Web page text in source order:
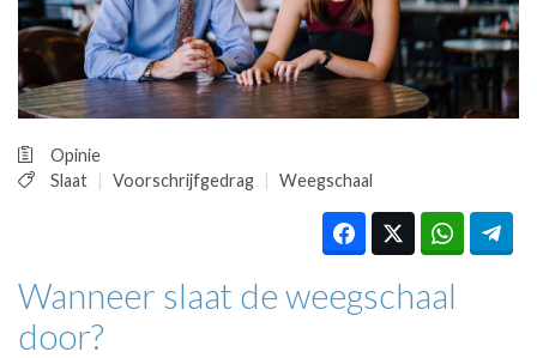
PRAKTIJKZAKEN
TARIEVEN
VPHUISARTSEN
INLOGGEN
Opinie
Slaat
Voorschrijfgedrag Weegschaal
Wanneer slaat de weegschaal
door?